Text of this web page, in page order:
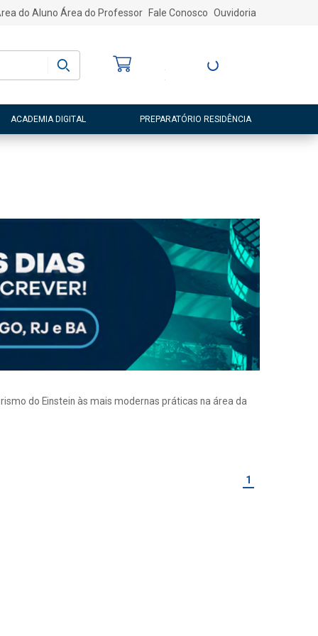
do Aluno Área do Professor Fale Conosco Ouvidoria
Entre ou Cadastre-
ACADEMIA DIGITAL PREPARATÓRIO RESIDÊNCIA
do Einstein às mais modernas práticas na área da
1